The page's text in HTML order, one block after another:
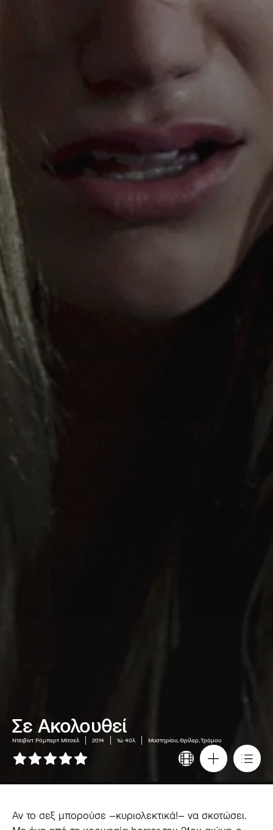
Σε Ακολουθεί
Ντέιβιντ Ρόμπερτ Μίτσελ 2014 1ώ 40λ Μυστηρίου, Θρίλερ, Τρόμου
Αν το σεξ μπορούσε –κυριολεκτικά!– να σκοτώσει.